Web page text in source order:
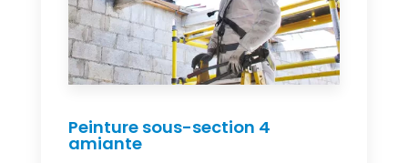
Peinture sous-section 4
amiante